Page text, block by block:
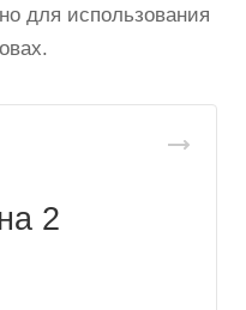
для использования
2